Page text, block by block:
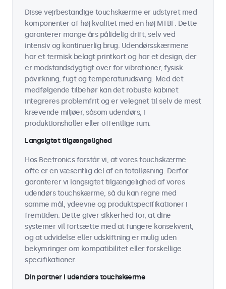
Disse vejrbestandige touchskærme er udstyret med
komponenter af høj kvalitet med en høj MTBF. Dette
garanterer mange års pålidelig drift, selv ved
intensiv og kontinuerlig brug. Udendørsskærmene
har et termisk belagt printkort og har et design, der
er modstandsdygtigt over for vibrationer, fysisk
påvirkning, fugt og temperaturudsving. Med det
medfølgende tilbehør kan det robuste kabinet
integreres problemfrit og er velegnet til selv de mest
krævende miljøer, såsom udendørs, i
produktionshaller eller offentlige rum.
Langsigtet tilgængelighed
Hos Beetronics forstår vi, at vores touchskærme
ofte er en væsentlig del af en totalløsning. Derfor
garanterer vi langsigtet tilgængelighed af vores
udendørs touchskærme, så du kan regne med
samme mål, ydeevne og produktspecifikationer i
fremtiden. Dette giver sikkerhed for, at dine
systemer vil fortsætte med at fungere konsekvent,
og at udvidelse eller udskiftning er mulig uden
bekymringer om kompatibilitet eller forskellige
specifikationer.
Din partner i udendørs touchskærme